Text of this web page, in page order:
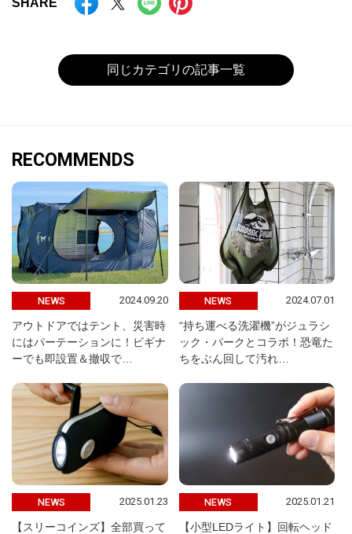
同じカテゴリの記事一覧
RECOMMENDS
NEWS 2024.09.20
アウトドアではテント、災害時
にはパーテーションに！ビギナ
ーでも即設置＆撤収で…
NEWS 2024.07.01
“持ち運べる洗濯機”がジュラシ
ック・パークとコラボ！恐竜た
ちをぶん回して汚れ…
NEWS 2025.01.23
【スリーコインズ】全部買って
NEWS 2025.01.21
【小型LEDライト】回転ヘッド